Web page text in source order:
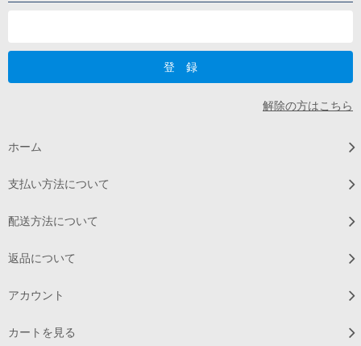
解除の方はこちら
ホーム
支払い方法について
配送方法について
返品について
アカウント
カートを見る